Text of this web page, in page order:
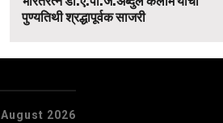
पुण्यतिथी श्रद्धापूर्वक साजरी
August 2026